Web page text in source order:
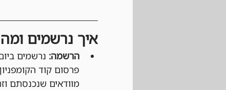
איך נרשמים
הרשמה:
פרסום קוד
מוודאים שנכנסתם